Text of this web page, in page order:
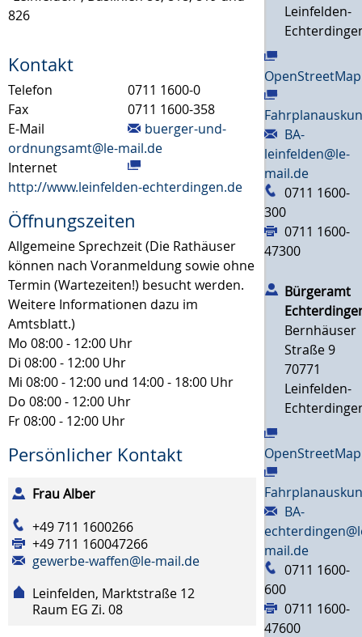
826
Kontakt
Telefon
0711 1600-0
Fax
0711 1600-358
E-Mail
buerger-und-
ordnungsamt@le-mail.de
Internet
http://www.leinfelden-echterdingen.de
Öffnungszeiten
Allgemeine Sprechzeit (Die Rathäuser
können nach Voranmeldung sowie ohne
Termin (Wartezeiten!) besucht werden.
Weitere Informationen dazu im
Amtsblatt.)
Mo 08:00 - 12:00 Uhr
Di 08:00 - 12:00 Uhr
Mi 08:00 - 12:00 und 14:00 - 18:00 Uhr
Do 08:00 - 12:00 Uhr
Fr08:00 - 12:00 Uhr
Persönlicher Kontakt
FrauAlber
+49 711 1600266
+49 711 160047266
gewerbe-waffen@le-mail.de
Leinfelden, Marktstraße 12
Raum EG Zi. 08
Leinfelden-
OpenStreetMap
BA-
leinfelden@le-
mail.de
0711 1600-
300
0711 1600-
47300
Bürgeramt
Bernhäuser
Straße 9
70771
Leinfelden-
OpenStreetMap
BA-
mail.de
0711 1600-
600
0711 1600-
47600